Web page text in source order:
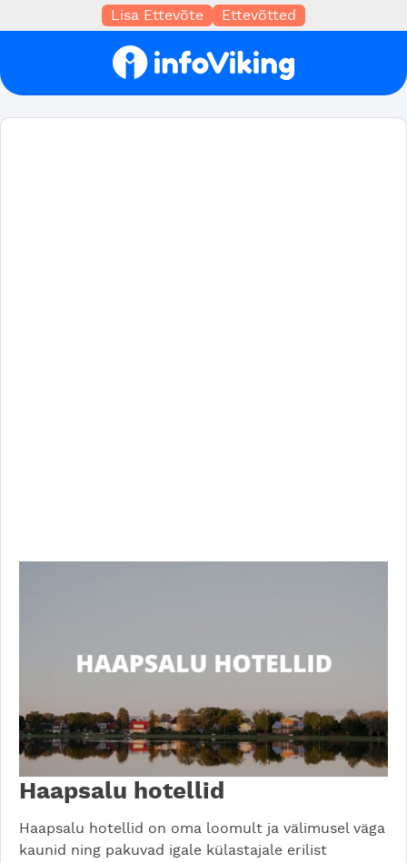
Lisa Ettevõte Ettevõtted
Haapsalu hotellid
Haapsalu hotellid on oma loomult ja välimusel väga
kaunid ning pakuvad igale külastajale erilist